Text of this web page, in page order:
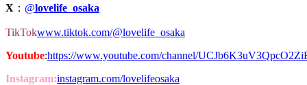
X ： @lovelife_osaka
TikTokwww.tiktok.com/@lovelife_osaka
Youtube:https://www.youtube.com/channel/
Instagram:instagram.com/lovelifeosaka